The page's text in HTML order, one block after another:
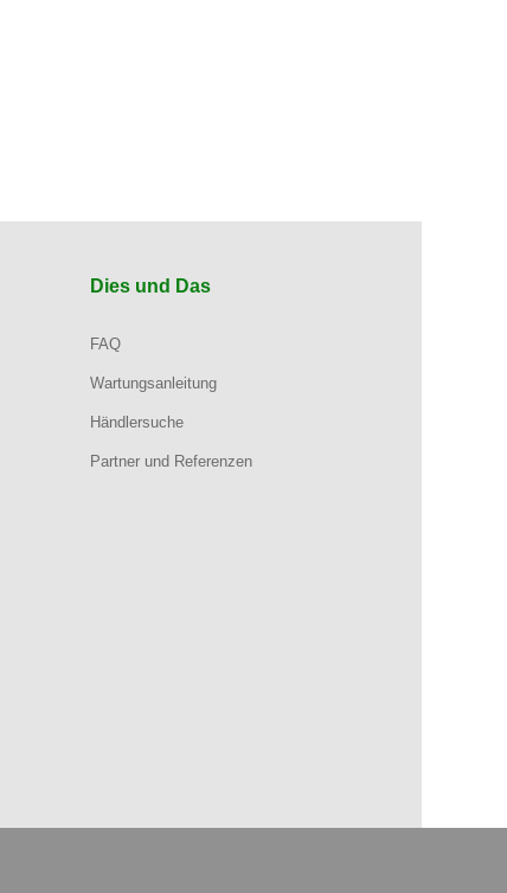
Dies und Das
FAQ
Wartungsanleitung
Händlersuche
Partner und Referenzen